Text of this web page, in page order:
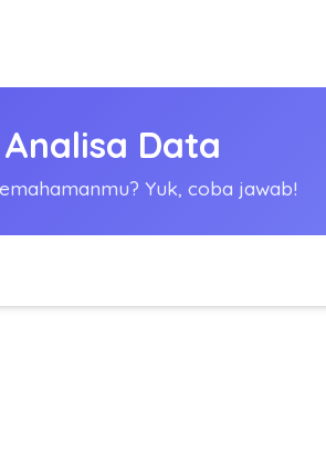
Analisa Data
Yuk, coba jawab!